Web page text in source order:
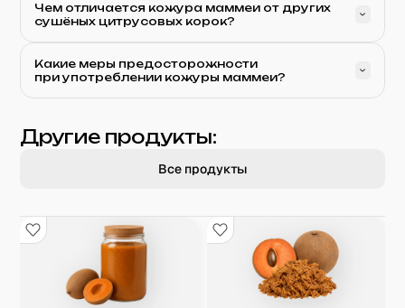
Чем отличается кожура маммеи от других
сушёных цитрусовых корок?
Какие меры предосторожности
при употреблении кожуры маммеи?
Другие продукты:
Все продукты